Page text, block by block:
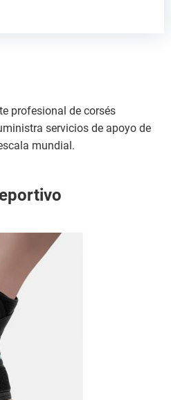
profesional de corsés
servicios de apoyo de
mundial.